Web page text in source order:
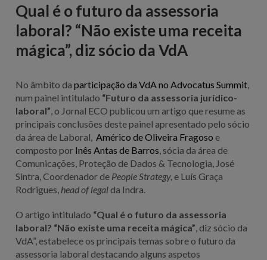
Qual é o futuro da assessoria
laboral? “Não existe uma receita
mágica”, diz sócio da VdA
No âmbito da participação da VdA no Advocatus Summit,
num painel intitulado “Futuro da assessoria jurídico-
laboral” , o Jornal ECO publicou um artigo que resume as
principais conclusões deste painel apresentado pelo sócio
da área de Laboral, Américo de Oliveira Fragoso e
composto porInês Antas de Barros , sócia da área de
Comunicações, Proteção de Dados & Tecnologia, José
Sintra, Coordenador de People Strategy, e Luís Graça
Rodrigues, head of legalda Indra.
O artigo intitulado “Qual é o futuro da assessoria
laboral? “Não existe uma receita mágica” , diz sócio da
VdA”, estabelece os principais temas sobre o futuro da
assessoria laboral destacando alguns aspetos